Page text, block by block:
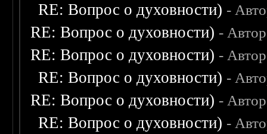
RE: Вопрос о духовности) -
RE: Вопрос о духовности) -
RE: Вопрос о духовности) -
RE: Вопрос о духовности) -
RE: Вопрос о духовности) -
RE: Вопрос о духовности) -